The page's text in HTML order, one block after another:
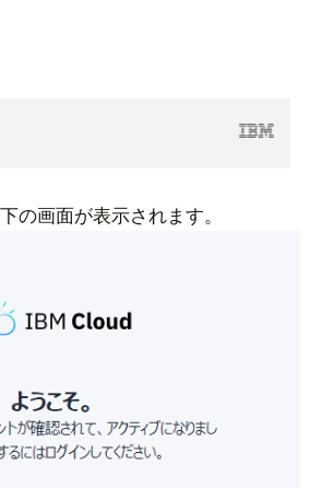
の画面が表示されます。